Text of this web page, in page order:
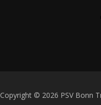
Copyright © 2026 PSV Bonn